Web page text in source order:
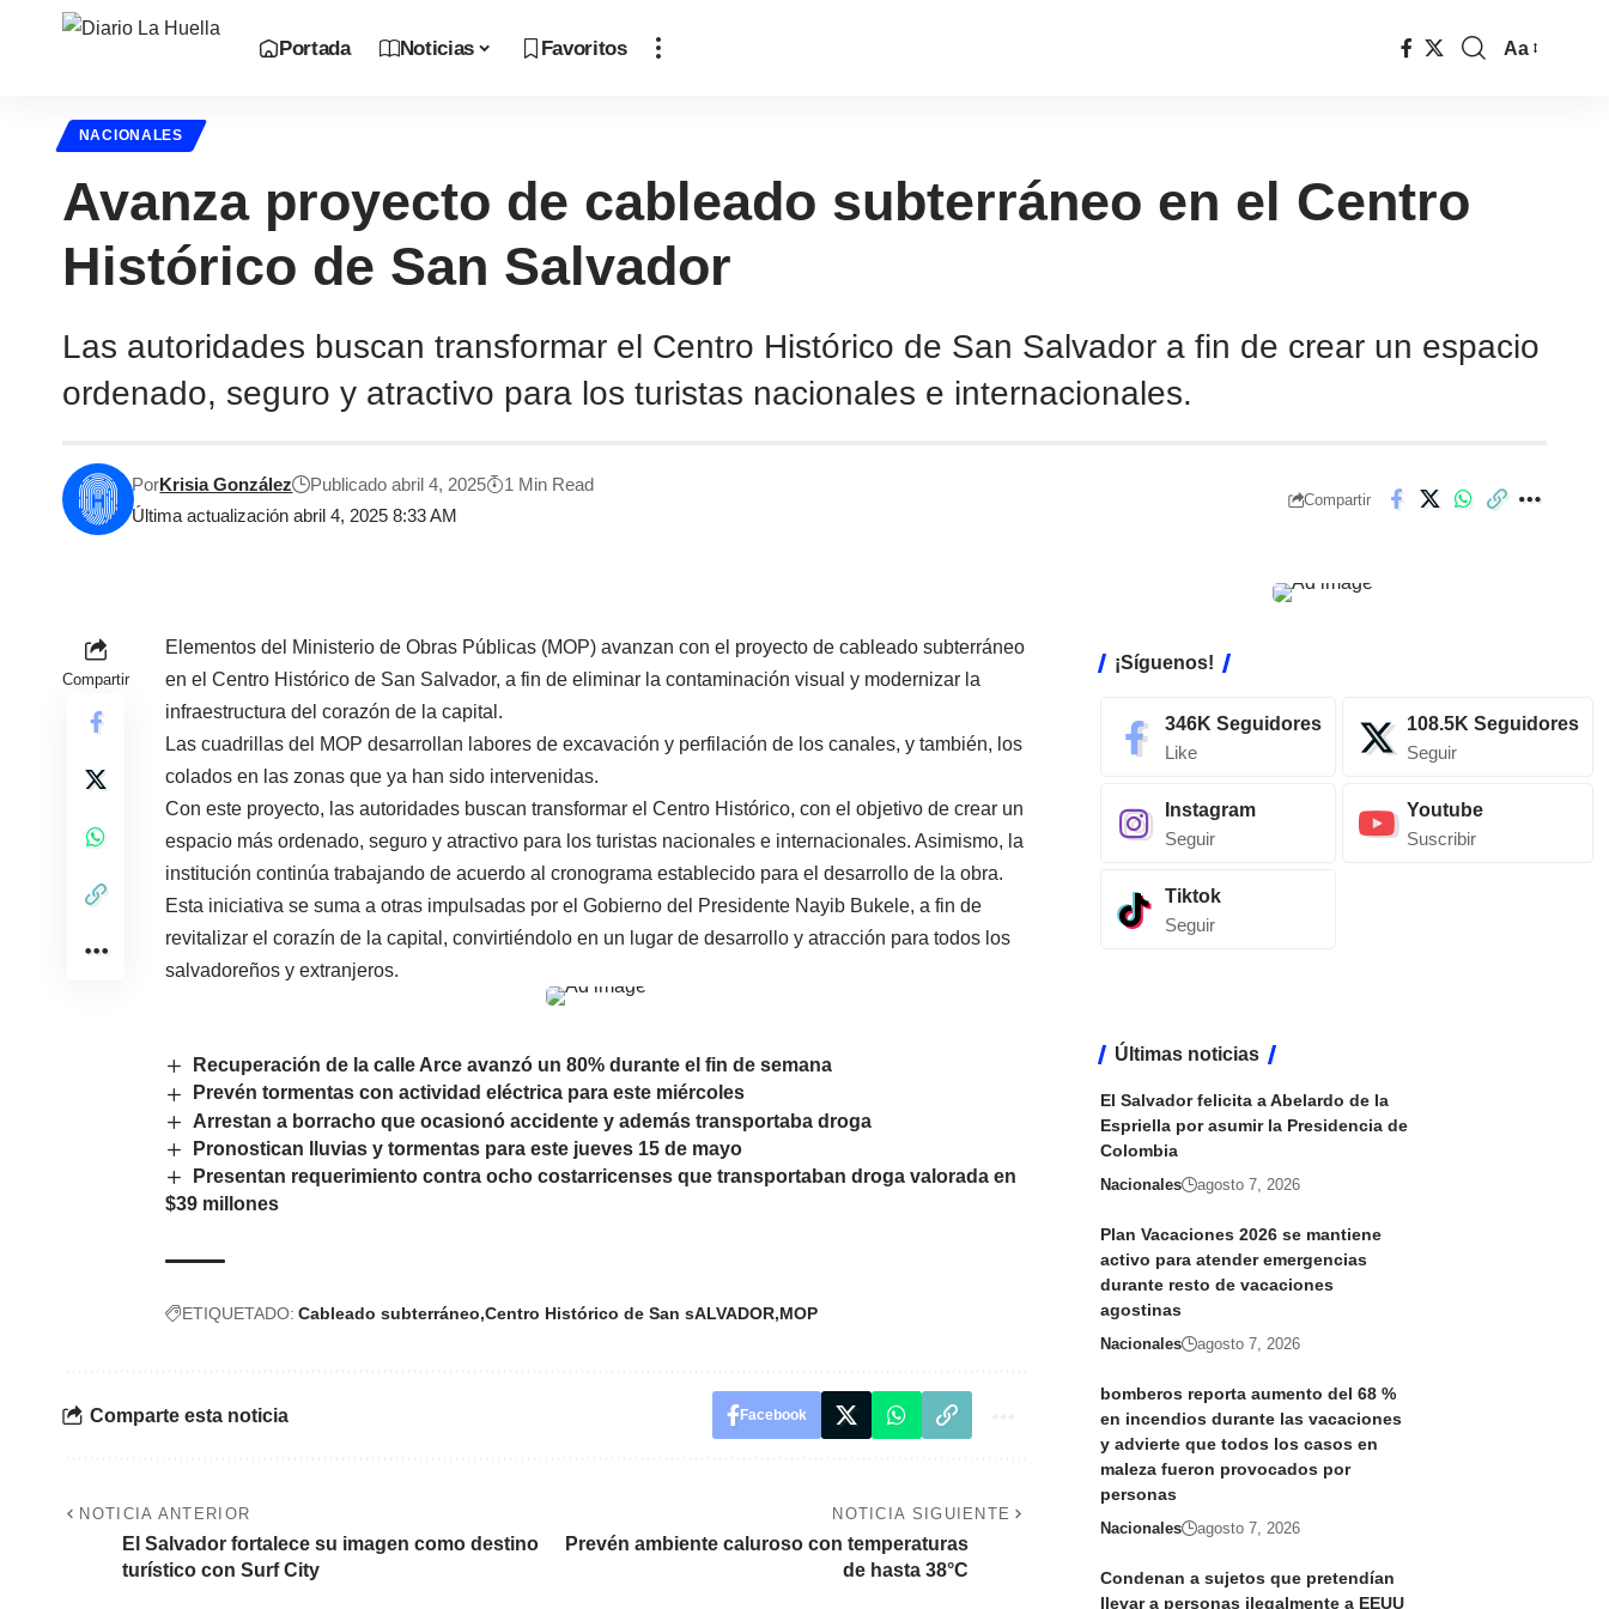
Portada Noticias Favoritos Aa
NACIONALES
Avanza proyecto de cableado subterráneo en el Centro
Histórico de San Salvador
Las autoridades buscan transformar el Centro Histórico de San Salvador a fin de crear un espacio
ordenado, seguro y atractivo para los turistas nacionales e internacionales.
Última actualización abril 4, 2025 8:33 AM
PorKrisia González Publicado abril 4, 2025 1 Min Read
Compartir
Compartir
Elementos del Ministerio de Obras Públicas (MOP) avanzan con el proyecto de cableado subterráneo
en el Centro Histórico de San Salvador, a fin de eliminar la contaminación visual y modernizar la
infraestructura del corazón de la capital.
Las cuadrillas del MOP desarrollan labores de excavación y perfilación de los canales, y también, los
colados en las zonas que ya han sido intervenidas.
Con este proyecto, las autoridades buscan transformar el Centro Histórico, con el objetivo de crear un
espacio más ordenado, seguro y atractivo para los turistas nacionales e internacionales. Asimismo, la
institución continúa trabajando de acuerdo al cronograma establecido para el desarrollo de la obra.
Esta iniciativa se suma a otras impulsadas por el Gobierno del Presidente Nayib Bukele, a fin de
revitalizar el corazín de la capital, convirtiéndolo en un lugar de desarrollo y atracción para todos los
salvadoreños y extranjeros.
Recuperación de la calle Arce avanzó un 80% durante el fin de semana
Prevén tormentas con actividad eléctrica para este miércoles
Arrestan a borracho que ocasionó accidente y además transportaba droga
Pronostican lluvias y tormentas para este jueves 15 de mayo
Presentan requerimiento contra ocho costarricenses que transportaban droga valorada en
$39 millones
ETIQUETADO: Cableado subterráneo Centro Histórico de San sALVADOR MOP
Comparte esta noticia Facebook
NOTICIA ANTERIOR
El Salvador fortalece su imagen como destino
turístico con Surf City
NOTICIA SIGUIENTE
Prevén ambiente caluroso con temperaturas
de hasta 38°C
¡Síguenos!
346K Seguidores
Like
108.5K Seguidores
Seguir
Instagram
Seguir
Youtube
Suscribir
Tiktok
Seguir
Últimas noticias
El Salvador felicita a Abelardo de la
Espriella por asumir la Presidencia de
Colombia
Nacionales agosto 7, 2026
Plan Vacaciones 2026 se mantiene
activo para atender emergencias
durante resto de vacaciones
agostinas
Nacionales agosto 7, 2026
bomberos reporta aumento del 68 %
en incendios durante las vacaciones
y advierte que todos los casos en
maleza fueron provocados por
personas
Nacionales agosto 7, 2026
Condenan a sujetos que pretendían
llevar a personas ilegalmente a EEUU